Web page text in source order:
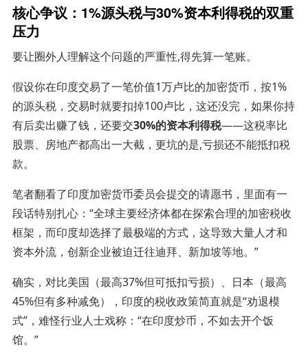
核心争议：1%源头税与30%资本利得税的双重
压力
要让圈外人理解这个问题的严重性,得先算一笔账。
假设你在印度交易了一笔价值1万卢比的加密货币，按1%
的源头税，交易时就要扣掉100卢比，这还没完，如果你持
有后卖出赚了钱，还要交30%的资本利得税——这税率比
股票、房地产都高出一大截，更坑的是,亏损还不能抵扣税
款。
笔者翻看了印度加密货币委员会提交的请愿书，里面有一
段话特别扎心：“全球主要经济体都在探索合理的加密税收
框架，而印度却选择了最极端的方式，这导致大量人才和
资本外流，创新企业被迫迁往迪拜、新加坡等地。”
确实，对比美国（最高37%但可抵扣亏损）、日本（最高
45%但有多种减免），印度的税收政策简直就是“劝退模
式”，难怪行业人士戏称：“在印度炒币，不如去开个饭
馆。”